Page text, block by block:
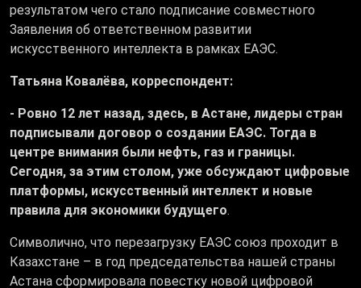
результатом чего стало подписание совместного
Заявления об ответственном развитии
искусственного интеллекта в рамках ЕАЭС.
Татьяна Ковалёва, корреспондент:
- Ровно 12 лет назад, здесь, в Астане, лидеры стран
подписывали договор о создании ЕАЭС. Тогда в
центре внимания были нефть, газ и границы.
Сегодня, за этим столом, уже обсуждают цифровые
платформы, искусственный интеллект и новые
правила для экономики будущего.
Символично, что перезагрузку ЕАЭС союз проходит в
Казахстане – в год председательства нашей страны
Астана сформировала повестку новой цифровой